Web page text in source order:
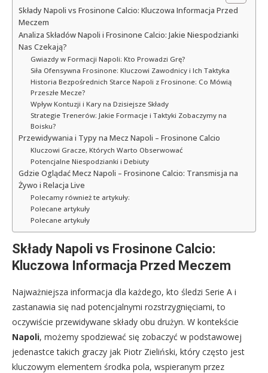
Składy Napoli vs Frosinone Calcio: Kluczowa Informacja Przed
Meczem
Analiza Składów Napoli i Frosinone Calcio: Jakie Niespodzianki
Nas Czekają?
Gwiazdy w Formacji Napoli: Kto Prowadzi Grę?
Siła Ofensywna Frosinone: Kluczowi Zawodnicy i Ich Taktyka
Historia Bezpośrednich Starce Napoli z Frosinone: Co Mówią
Przeszłe Mecze?
Wpływ Kontuzji i Kary na Dzisiejsze Składy
Strategie Trenerów: Jakie Formacje i Taktyki Zobaczymy na
Boisku?
Przewidywania i Typy na Mecz Napoli – Frosinone Calcio
Kluczowi Gracze, Których Warto Obserwować
Potencjalne Niespodzianki i Debiuty
Gdzie Oglądać Mecz Napoli – Frosinone Calcio: Transmisja na
Żywo i Relacja Live
Polecamy również te artykuły:
Polecane artykuły
Polecane artykuły
Składy Napoli vs Frosinone Calcio:
Kluczowa Informacja Przed Meczem
Najważniejsza informacja dla każdego, kto śledzi Serie A i
zastanawia się nad potencjalnymi rozstrzygnięciami, to
oczywiście przewidywane składy obu drużyn. W kontekście
Napoli, możemy spodziewać się zobaczyć w podstawowej
jedenastce takich graczy jak Piotr Zieliński, który często jest
kluczowym elementem środka pola, wspieranym przez